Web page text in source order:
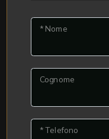
* Nome
Cognome
* Telefono